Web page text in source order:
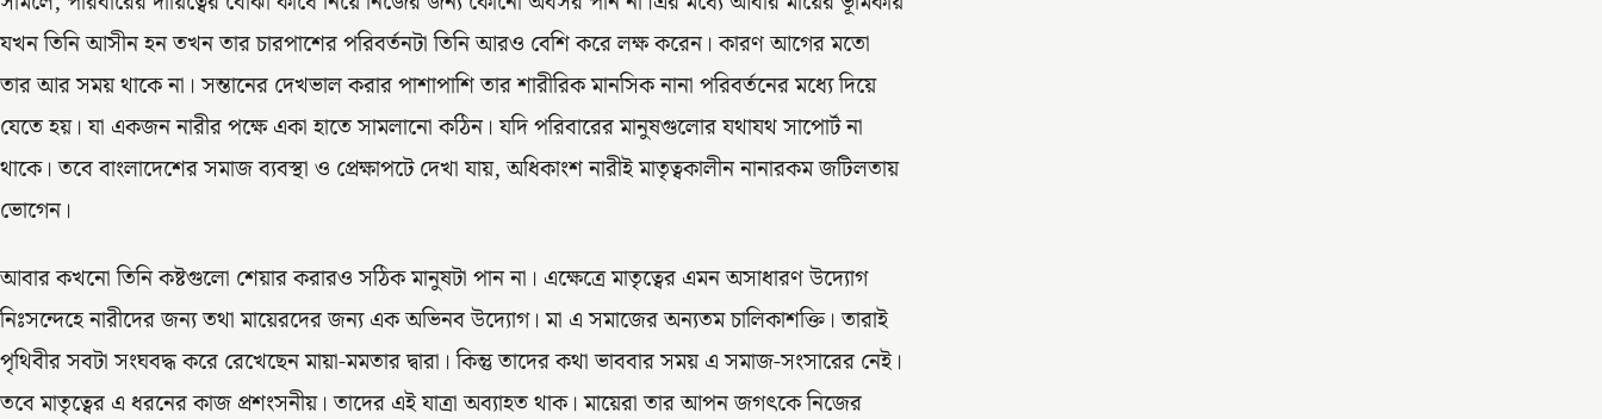
যখন তিনি আসীন হন তখন তার চারপাশের পরিবর্তনটা তিনি আরও বেশি করে লক্ষ করেন। কারণ আগের মতো
তার আর সময় থাকে না। সন্তানের দেখভাল করার পাশাপাশি তার শারীরিক মানসিক নানা পরিবর্তনের মধ্যে দিয়ে
যেতে হয়। যা একজন নারীর পক্ষে একা হাতে সামলানো কঠিন। যদি পরিবারের মানুষগুলোর যথাযথ সাপোর্ট না
থাকে। তবে বাংলাদেশের সমাজ ব্যবস্থা ও প্রেক্ষাপটে দেখা যায়, অধিকাংশ নারীই মাতৃত্বকালীন নানারকম জটিলতায়
ভোগেন।
আবার কখনো তিনি কষ্টগুলো শেয়ার করারও সঠিক মানুষটা পান না। এক্ষেত্রে মাতৃত্বের এমন অসাধারণ উদ্যোগ
নিঃসন্দেহে নারীদের জন্য তথা মায়েরদের জন্য এক অভিনব উদ্যোগ। মা এ সমাজের অন্যতম চালিকাশক্তি। তারাই
পৃথিবীর সবটা সংঘবদ্ধ করে রেখেছেন মায়া-মমতার দ্বারা। কিন্তু তাদের কথা ভাববার সময় এ সমাজ-সংসারের নেই।
তবে মাতৃত্বের এ ধরনের কাজ প্রশংসনীয়। তাদের এই যাত্রা অব্যাহত থাক। মায়েরা তার আপন জগৎকে নিজের